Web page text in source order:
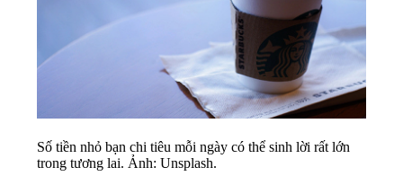
Số tiền nhỏ bạn chi tiêu mỗi ngày có thể sinh lời rất lớn
trong tương lai. Ảnh: Unsplash.